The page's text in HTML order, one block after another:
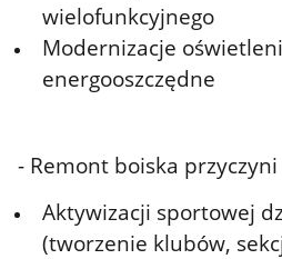
wielofunkcyjnego
Modernizacje
energooszczędne
- Remont boiska przyczyni
Aktywizacji sportowej
(tworzenie klubów,